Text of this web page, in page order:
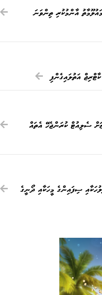
އާންމުކުރި ތިންވަނަ
ސެލިއުޓް ކުރަންޖެހޭ އެތައް
ސިފައިންގެ މީހަކާއި ދޯނީގެ